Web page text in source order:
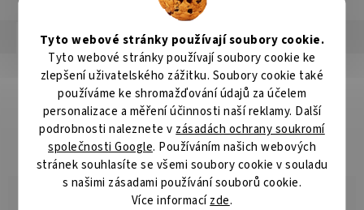
Tyto webové stránky používají soubory cookie.
Tyto webové stránky používají soubory cookie ke
zlepšení uživatelského zážitku. Soubory cookie také
používáme ke shromažďování údajů za účelem
personalizace a měření účinnosti naší reklamy. Další
podrobnosti naleznete v zásadách ochrany soukromí
společnosti Google. Používáním našich webových
stránek souhlasíte se všemi soubory cookie v souladu
s našimi zásadami používání souborů cookie.
Více informacízde.
Popis Hodnocení Diskuze
Detailní popis produktu
Prémiová řada pilových kotoučů pro řezání dřeva pokosovými
pilami. Konstrukce kotoučů je upravená pro velmi tichý a čistý
řez bez vibrací.